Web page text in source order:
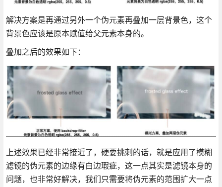
解决方案是再通过另外一个伪元素再叠加一层背景色，这个
背景色应该是原本赋值给父元素本身的。
叠加之后的效果如下：
上述效果已经非常接近了，硬要挑刺的话，就是应用了模糊
滤镜的伪元素的边缘有白边瑕疵，这一点其实是滤镜本身的
问题，也非常好解决，我们只需要将伪元素的范围扩大一点